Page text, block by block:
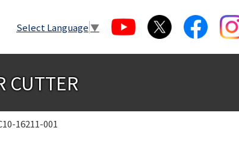
Select Language ▼
CUTTER
16211-001